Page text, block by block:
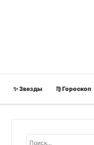
✨ Звезды ♍ Гороскоп